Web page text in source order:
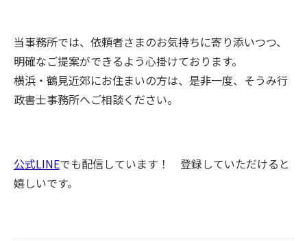
当事務所では、依頼者さまのお気持ちに寄り添いつつ、
明確なご提案ができるよう心掛けております。
横浜・鶴見近郊にお住まいの方は、是非一度、そうみ行
政書士事務所へご相談ください。
公式LINEでも配信しています！ 登録していただけると
嬉しいです。